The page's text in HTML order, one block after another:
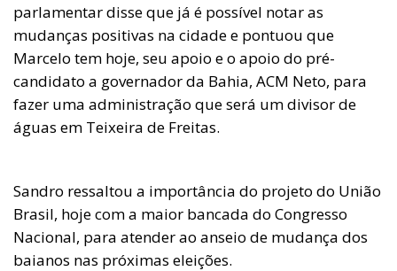
parlamentar disse que já é possível notar as
mudanças positivas na cidade e pontuou que
Marcelo tem hoje, seu apoio e o apoio do pré-
candidato a governador da Bahia, ACM Neto, para
fazer uma administração que será um divisor de
águas em Teixeira de Freitas.
Sandro ressaltou a importância do projeto do União
Brasil, hoje com a maior bancada do Congresso
Nacional, para atender ao anseio de mudança dos
baianos nas próximas eleições.